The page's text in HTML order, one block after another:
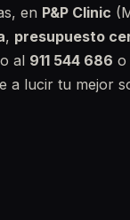
en P&P Clinic
, presupuesto
al 911 544 686 o
a lucir tu mejor